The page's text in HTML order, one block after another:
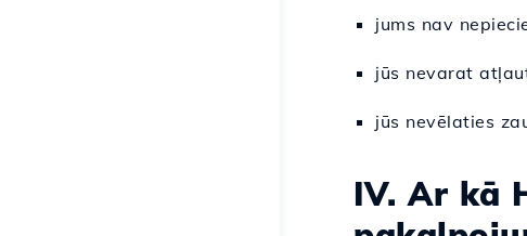
jums nav
jūs nevarat
jūs nevēlaties
IV. Ar kā